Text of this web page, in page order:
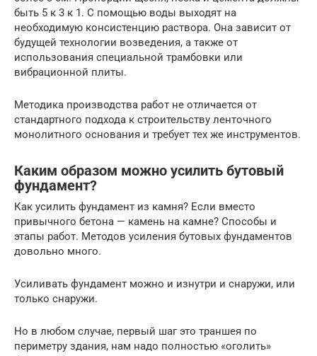
быть 5 к 3 к 1. С помощью воды выходят на
необходимую консистенцию раствора. Она зависит от
будущей технологии возведения, а также от
использования специальной трамбовки или
вибрационной плиты.
Методика производства работ не отличается от
стандартного подхода к строительству ленточного
монолитного основания и требует тех же инструментов.
Каким образом можно усилить бутовый
фундамент?
Как усилить фундамент из камня? Если вместо
привычного бетона — камень на камне? Способы и
этапы работ. Методов усиления бутовых фундаментов
довольно много.
Усиливать фундамент можно и изнутри и снаружи, или
только снаружи.
Но в любом случае, первый шаг это траншея по
периметру здания, нам надо полностью «оголить»